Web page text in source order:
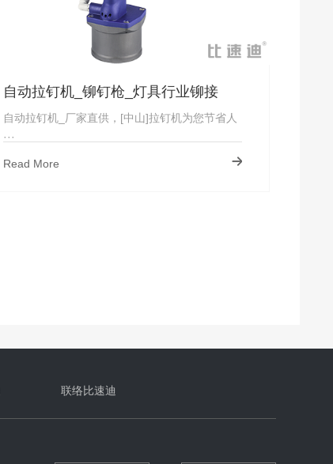
自动拉钉机_铆钉枪_灯具行业铆接
自动拉钉机_厂家直供，[中山]拉钉机为您节省人
···
Read More
联络比速迪